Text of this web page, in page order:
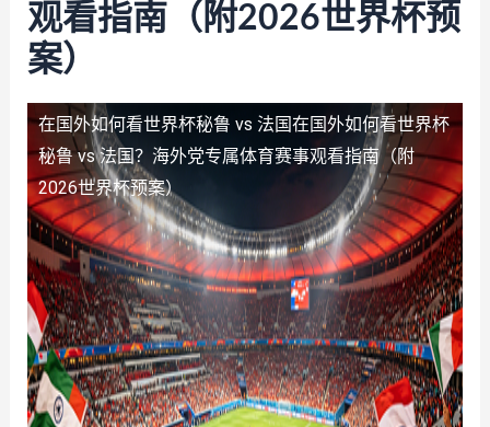
观看指南（附2026世界杯预
案）
在国外如何看世界杯秘鲁 vs 法国在国外如何看世界杯
秘鲁 vs 法国？海外党专属体育赛事观看指南（附
2026世界杯预案）